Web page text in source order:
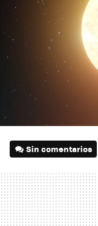
Sin comentarios